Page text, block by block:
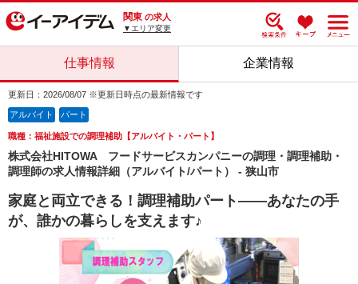
関東 の求人
▼エリア変更
仕事情報 企業情報
更新日：2026/08/07 ※更新日時点の最新情報です
アルバイト パート
職種：福祉施設での調理補助【アルバイト・パート】
株式会社HITOWA フードサービスカンパニーの調理・調理補助・
調理師の求人情報詳細（アルバイト/パート） - 狭山市
家庭と両立できる！調理補助パート――あなたの手
が、誰かの暮らしを支えます♪